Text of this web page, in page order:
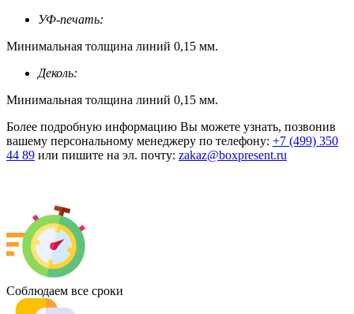
УФ-печать:
Минимальная толщина линий 0,15 мм.
Деколь:
Минимальная толщина линий 0,15 мм.
Более подробную информацию Вы можете узнать, позвонив
вашему персональному менеджеру по телефону: +7 (499) 350
44 89 или пишите на эл. почту: zakaz@boxpresent.ru
Соблюдаем все сроки